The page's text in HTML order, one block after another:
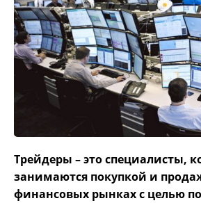
Трейдеры – это специалисты,
занимаются покупкой и
финансовых рынках с целью